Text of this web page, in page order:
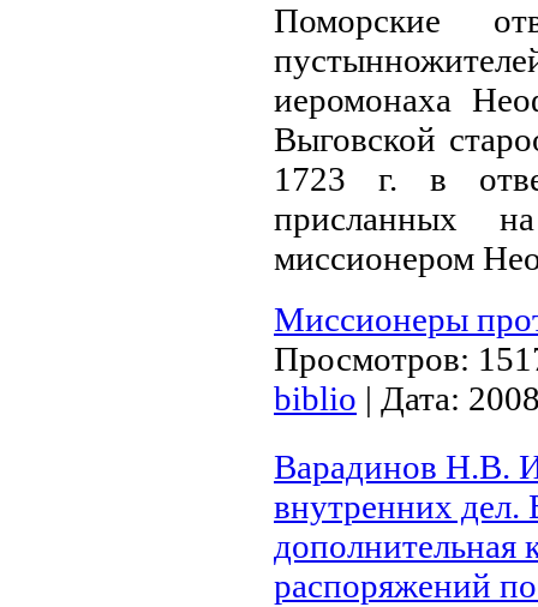
Поморские
иеромонаха
Выговской
1723 г. в
присланных
миссионером
Миссионеры
Просмотров:
biblio | Дата:
Варадинов Н.В.
внутренних дел.
дополнительная
распоряжений